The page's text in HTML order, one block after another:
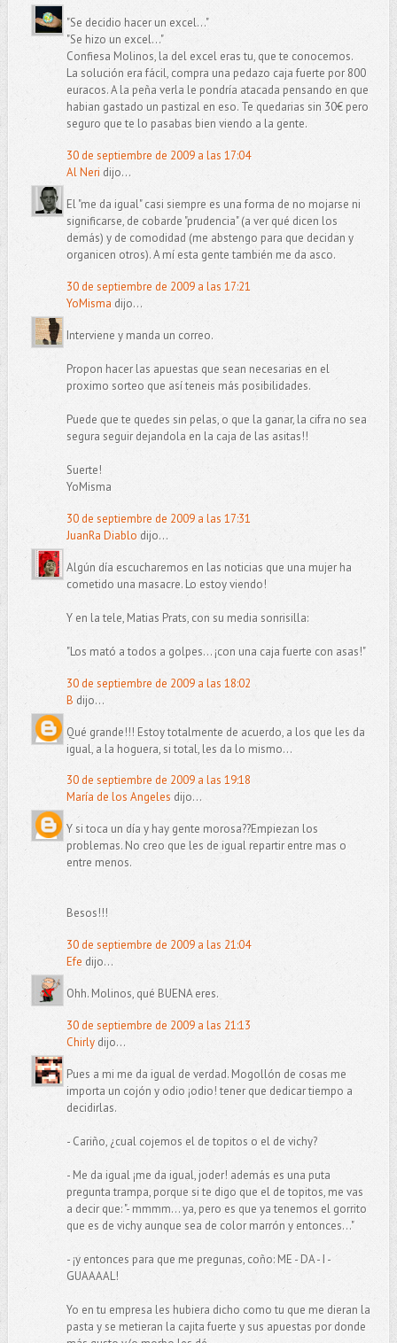
"Se decidio hacer un excel..."
"Se hizo un excel..."
Confiesa Molinos, la del excel eras tu, que te conocemos.
La solución era fácil, compra una pedazo caja fuerte por 800
euracos. A la peña verla le pondría atacada pensando en que
habian gastado un pastizal en eso. Te quedarias sin 30€ pero
seguro que te lo pasabas bien viendo a la gente.
30 de septiembre de 2009 a las 17:04
Al Neri dijo...
El "me da igual" casi siempre es una forma de no mojarse ni
significarse, de cobarde "prudencia" (a ver qué dicen los
demás) y de comodidad (me abstengo para que decidan y
organicen otros). A mí esta gente también me da asco.
30 de septiembre de 2009 a las 17:21
YoMisma dijo...
Interviene y manda un correo.
Propon hacer las apuestas que sean necesarias en el
proximo sorteo que así teneis más posibilidades.
Puede que te quedes sin pelas, o que la ganar, la cifra no sea
segura seguir dejandola en la caja de las asitas!!
Suerte!
YoMisma
30 de septiembre de 2009 a las 17:31
JuanRa Diablo dijo...
Algún día escucharemos en las noticias que una mujer ha
cometido una masacre. Lo estoy viendo!
Y en la tele, Matias Prats, con su media sonrisilla:
"Los mató a todos a golpes... ¡con una caja fuerte con asas!"
30 de septiembre de 2009 a las 18:02
B dijo...
Qué grande!!! Estoy totalmente de acuerdo, a los que les da
igual, a la hoguera, si total, les da lo mismo...
30 de septiembre de 2009 a las 19:18
María de los Angeles dijo...
Y si toca un día y hay gente morosa??Empiezan los
problemas. No creo que les de igual repartir entre mas o
entre menos.
Besos!!!
30 de septiembre de 2009 a las 21:04
Efe dijo...
Ohh. Molinos, qué BUENA eres.
30 de septiembre de 2009 a las 21:13
Chirlydijo...
Pues a mi me da igual de verdad. Mogollón de cosas me
importa un cojón y odio ¡odio! tener que dedicar tiempo a
decidirlas.
- Cariño, ¿cual cojemos el de topitos o el de vichy?
- Me da igual ¡me da igual, joder! además es una puta
pregunta trampa, porque si te digo que el de topitos, me vas
a decir que: "- mmmm... ya, pero es que ya tenemos el gorrito
que es de vichy aunque sea de color marrón y entonces..."
- ¡y entonces para que me pregunas, coño: ME - DA - I -
GUAAAAL!
Yo en tu empresa les hubiera dicho como tu que me dieran la
pasta y se metieran la cajita fuerte y sus apuestas por donde